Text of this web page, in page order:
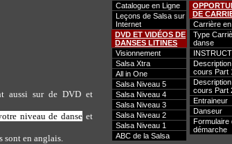
Catalogue en Ligne
Leçons de Salsa sur
Internet
DVD ET VIDÉOS DE
DANSES LITINES
Visionnement
Salsa Xtra
All in One
Salsa Niveau 5
Salsa Niveau 4
Salsa Niveau 3
Salsa Niveau 2
Salsa Niveau 1
ABC de la Salsa
DE
Carrière
Type
danse
cours Part
cours Part
Entraineur
Danseur
Formulaire
démarche
aussi sur de DVD et
niveau de danse et
sont en anglais.